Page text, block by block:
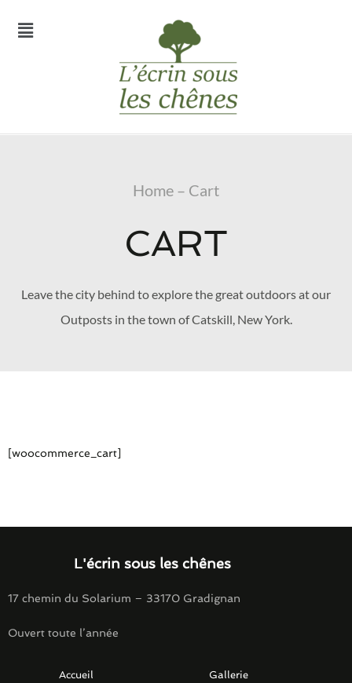
Home – Cart
CART
Leave the city behind to explore the great outdoors at our
Outposts in the town of Catskill, New York.
[woocommerce_cart]
L'écrin sous les chênes
17 chemin du Solarium – 33170 Gradignan
Ouvert toute l’année
Accueil Gallerie